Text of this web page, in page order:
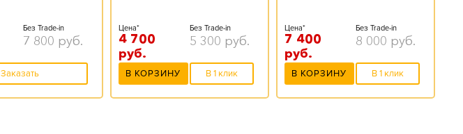
Без Trade-in
7 800 руб.
Заказать
Цена*
4 700
руб.
Без Trade-in
5 300 руб.
В КОРЗИНУ В 1 клик
Цена*
7 400
руб.
Без Trade-in
8 000 руб.
В КОРЗИНУ В 1 клик